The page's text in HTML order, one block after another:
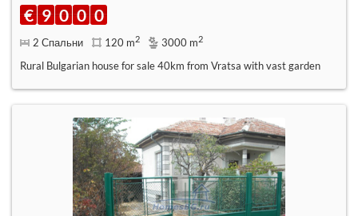
€ 9 0 0 0
2 Спальни 120 m2 3000 m2
Rural Bulgarian house for sale 40km from Vratsa with vast garden